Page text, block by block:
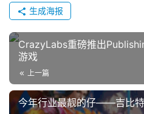
休
闲
游
戏
2
0
生成海报
CrazyLabs重磅推出
游戏
上一篇
今年行业最靓的仔——吉比特